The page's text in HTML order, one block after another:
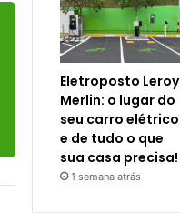
Eletroposto Leroy
Merlin: o lugar do
seu carro elétrico
e de tudo o que
sua casa precisa!
1 semana atrás